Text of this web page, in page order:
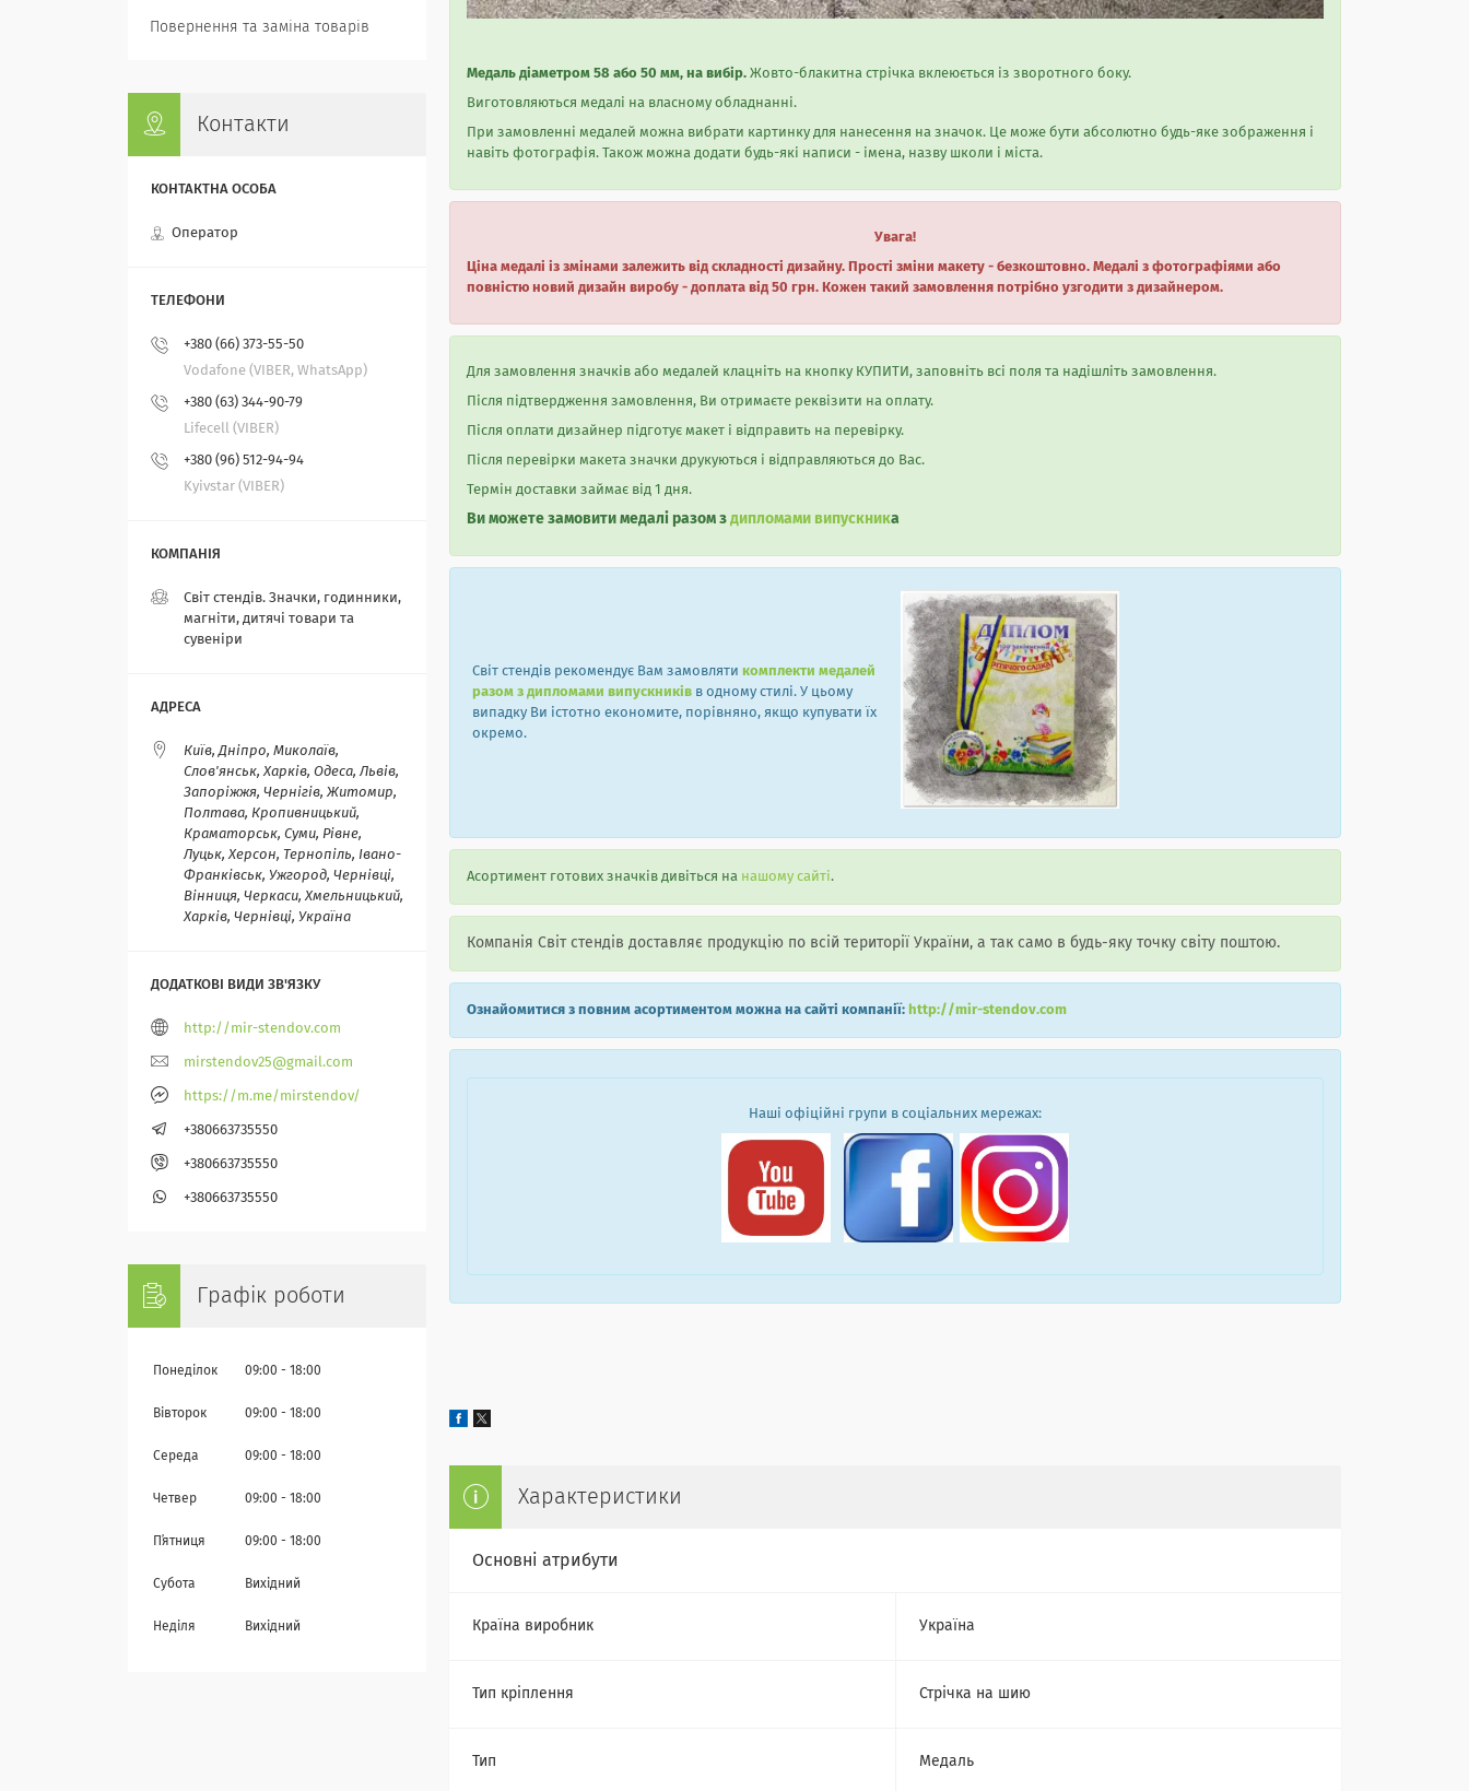
Медаль діаметром 58 або 50 мм, на вибір. Жовто-блакитна стрічка вклеюється із зворотного боку.
Виготовляються медалі на власному обладнанні.
При замовленні медалей можна вибрати картинку для нанесення на значок. Це може бути абсолютно будь-яке зображення і
навіть фотографія. Також можна додати будь-які написи - імена, назву школи і міста.
Увага!
Ціна медалі із змінами залежить від складності дизайну. Прості зміни макету - безкоштовно. Медалі з фотографіями або
повністю новий дизайн виробу - доплата від 50 грн. Кожен такий замовлення потрібно узгодити з дизайнером.
Для замовлення значків або медалей клацніть на кнопку КУПИТИ, заповніть всі поля та надішліть замовлення.
Після підтвердження замовлення, Ви отримаєте реквізити на оплату.
Після оплати дизайнер підготує макет і відправить на перевірку.
Після перевірки макета значки друкуються і відправляються до Вас.
Термін доставки займає від 1 дня.
Ви можете замовити медалі разом з дипломами випускника
Світ стендів рекомендує Вам замовляти комплекти медалей
разом з дипломами випускників в одному стилі. У цьому
випадку Ви істотно економите, порівняно, якщо купувати їх
окремо.
Асортимент готових значків дивіться на нашому сайті.
Компанія Світ стендів доставляє продукцію по всій території України, а так само в будь-яку точку світу поштою.
Ознайомитися з повним асортиментом можна на сайті компанії: http://mir-stendov.com
Наші офіційні групи в соціальних мережах:
Характеристики
Основні атрибути
Країна виробник Україна
Тип кріплення Стрічка на шию
Тип Медаль
Повернення та заміна товарів
Контакти
Оператор
+380 (66) 373-55-50
Vodafone (VIBER, WhatsApp)
+380 (63) 344-90-79
Lifecell (VIBER)
+380 (96) 512-94-94
Kyivstar (VIBER)
Світ стендів. Значки, годинники,
магніти, дитячі товари та
сувеніри
Київ, Дніпро, Миколаїв,
Слов'янськ, Харків, Одеса, Львів,
Запоріжжя, Чернігів, Житомир,
Полтава, Кропивницький,
Краматорськ, Суми, Рівне,
Луцьк, Херсон, Тернопіль, Івано-
Франківськ, Ужгород, Чернівці,
Вінниця, Черкаси, Хмельницький,
Харків, Чернівці, Україна
http://mir-stendov.com
mirstendov25@gmail.com
https://m.me/mirstendov/
+380663735550
+380663735550
+380663735550
Графік роботи
Понеділок 09:00 18:00
Вівторок 09:00 18:00
Середа 09:00 18:00
Четвер 09:00 18:00
Пʼятниця 09:00 18:00
Субота Вихідний
Неділя Вихідний